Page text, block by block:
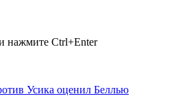
нажмите Ctrl+Enter
Усика оценил Беллью